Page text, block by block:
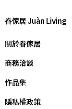
眷傢居 Juàn Living
關於眷傢居
商務洽談
作品集
隱私權政策